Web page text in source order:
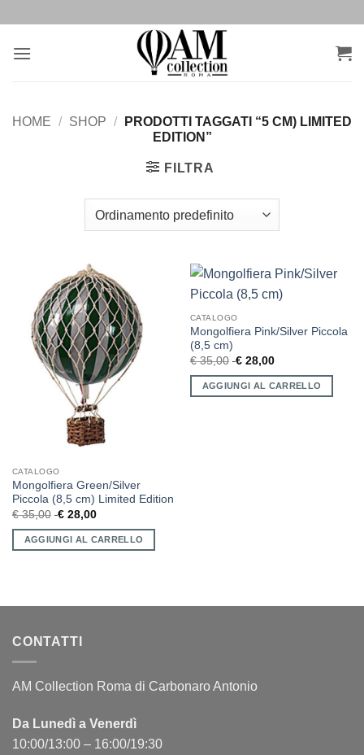
contenuti
HOME / SHOP /
PRODOTTI TAGGATI “5 CM) LIMITED
EDITION”
FILTRA
CATALOGO
Mongolfiera Green/Silver
Piccola (8,5 cm) Limited Edition
€35,00 €28,00
AGGIUNGI AL CARRELLO
CATALOGO
Mongolfiera Pink/Silver Piccola
(8,5 cm)
€35,00 €28,00
AGGIUNGI AL CARRELLO
CONTATTI
AM Collection Roma di Carbonaro Antonio
Da Lunedì a Venerdì
10:00/13:00 – 16:00/19:30